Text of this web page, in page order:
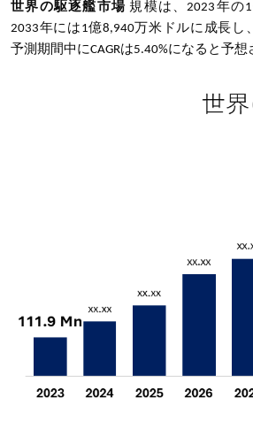
世界の駆逐艦市場 規模は、2023年の
2033年には1億8,940万米ドルに成長し
予測期間中にCAGRは5.40%になると予想